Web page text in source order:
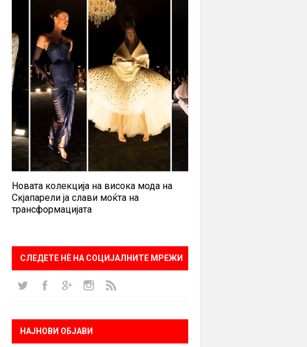
Новата колекција на висока мода на
Скјапарели ја слави моќта на
трансформацијата
СЛЕДЕТЕ НÈ НА СОЦИЈАЛНИТЕ МРЕЖИ
НАЈНОВИ ОБЈАВИ